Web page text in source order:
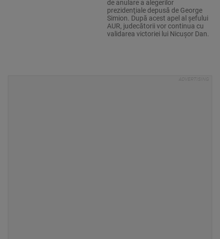
de anulare a alegerilor
prezidenţiale depusă de George
Simion. După acest apel al șefului
AUR, judecătorii vor continua cu
validarea victoriei lui Nicușor Dan.